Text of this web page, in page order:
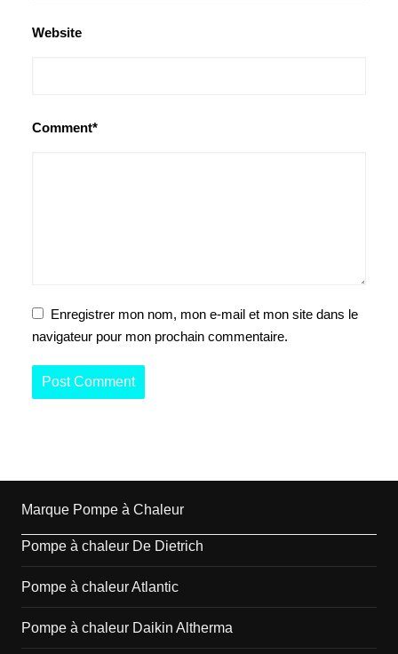
Website
Comment*
Enregistrer mon nom, mon e-mail et mon site dans le
navigateur pour mon prochain commentaire.
Marque Pompe à Chaleur
Pompe à chaleur De Dietrich
Pompe à chaleur Atlantic
Pompe à chaleur Daikin Altherma